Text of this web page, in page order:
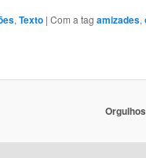
, Texto | Com a tag amizades,